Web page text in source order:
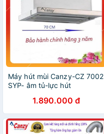
Máy hút mùi Canzy-CZ 7002
SYP- âm tủ-lực hút
êm,chính hãng,giá rẻ-bảo
hành 24 tháng
1.890.000 đ